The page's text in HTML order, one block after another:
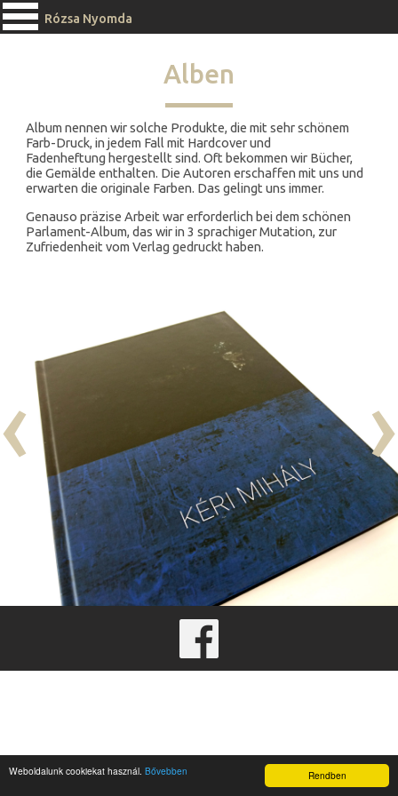
Rendben
Weboldalunk cookiekat használ. Bővebben
Rózsa Nyomda
Alben
Album nennen wir solche Produkte, die mit sehr schönem
Farb-Druck, in jedem Fall mit Hardcover und
Fadenheftung hergestellt sind. Oft bekommen wir Bücher,
die Gemälde enthalten. Die Autoren erschaffen mit uns und
erwarten die originale Farben. Das gelingt uns immer.
Genauso präzise Arbeit war erforderlich bei dem schönen
Parlament-Album, das wir in 3 sprachiger Mutation, zur
Zufriedenheit vom Verlag gedruckt haben.
‹ ›